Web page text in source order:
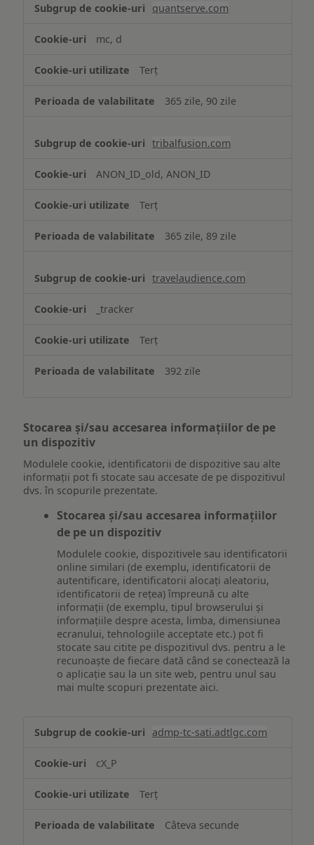
quantserve.com
mc, d
Terț
365 zile, 90 zile
tribalfusion.com
ANON_ID_old, ANON_ID
Terț
365 zile, 89 zile
travelaudience.com
_tracker
Terț
392 zile
Stocarea și/sau accesarea informațiilor de pe
un dispozitiv
Modulele cookie, identificatorii de dispozitive sau alte
informații pot fi stocate sau accesate de pe dispozitivul
dvs. în scopurile prezentate.
Stocarea și/sau accesarea informațiilor
de pe un dispozitiv
Modulele cookie, dispozitivele sau identificatorii
online similari (de exemplu, identificatorii de
autentificare, identificatorii alocați aleatoriu,
identificatorii de rețea) împreună cu alte
informații (de exemplu, tipul browserului și
informațiile despre acesta, limba, dimensiunea
ecranului, tehnologiile acceptate etc.) pot fi
stocate sau citite pe dispozitivul dvs. pentru a le
recunoaște de fiecare dată când se conectează la
o aplicație sau la un site web, pentru unul sau
mai multe scopuri prezentate aici.
Stocarea
și/sau
accesarea
informațiilor
pe
dispozitiv
admp-tc-sati.adtlgc.com
cX_P
Terț
Câteva secunde